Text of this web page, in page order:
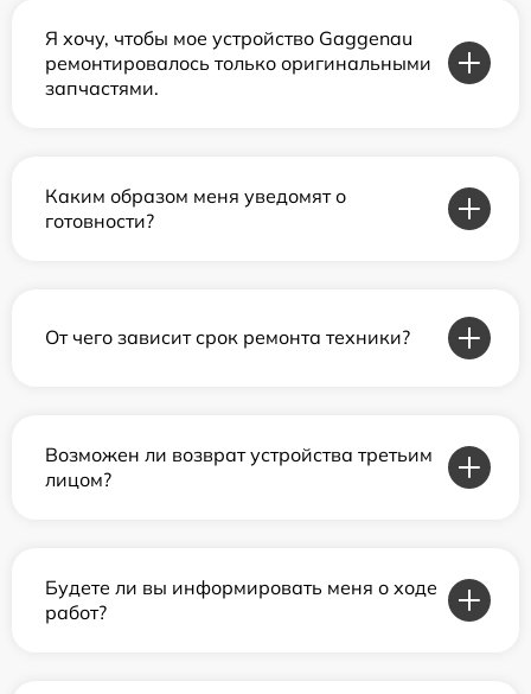
Я хочу, чтобы мое устройство Gaggenau
ремонтировалось только оригинальными
запчастями.
Каким образом меня уведомят о
готовности?
От чего зависит срок ремонта техники?
Возможен ли возврат устройства третьим
лицом?
Будете ли вы информировать меня о ходе
работ?